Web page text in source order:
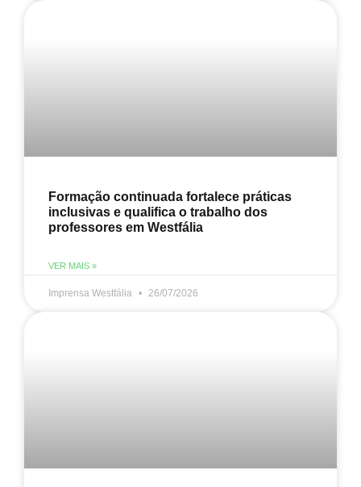
Formação continuada fortalece práticas
inclusivas e qualifica o trabalho dos
professores em Westfália
VER MAIS »
Imprensa Westfália 26/07/2026